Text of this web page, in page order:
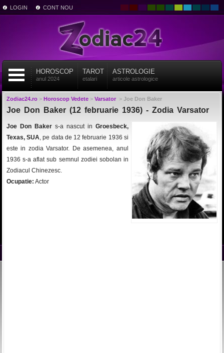
LOGIN CONT NOU
HOROSCOP
anul 2024
TAROT
etalari
ASTROLOGIE
articole astrologice
Zodiac24.ro> Horoscop Vedete> Varsator> Joe Don Baker
Joe Don Baker (12 februarie 1936) - Zodia Varsator
Joe Don Bakers-a nascut in Groesbeck,
Texas, SUA, pe data de 12 februarie 1936 si
este in zodia Varsator. De asemenea, anul
1936 s-a aflat sub semnul zodiei sobolan in
Zodiacul Chinezesc.
Ocupatie: Actor